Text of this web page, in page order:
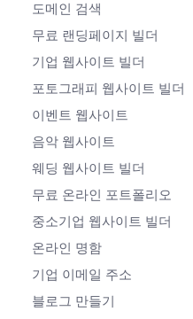
도메인 검색
무료 랜딩페이지 빌더
기업 웹사이트 빌더
포토그래피 웹사이트 빌더
이벤트 웹사이트
음악 웹사이트
웨딩 웹사이트 빌더
무료 온라인 포트폴리오
중소기업 웹사이트 빌더
온라인 명함
기업 이메일 주소
블로그 만들기